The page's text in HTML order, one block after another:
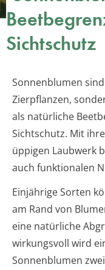
Sichtschutz
Sonnenblumen
Zierpflanzen,
als natürliche
Sichtschutz. Mit
üppigen Laubwerk
auch funktionalen
Einjährige Sorten
am Rand von
eine natürliche
wirkungsvoll wird
Sonnenblumen